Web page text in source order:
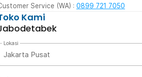
Service (WA) : 0899 721 7050
Kami
Lokasi
Jakarta Pusat